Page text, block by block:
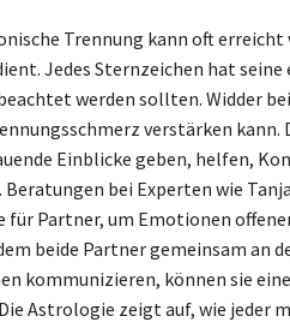
Trennung kann oft
Jedes Sternzeichen hat
werden sollten. Widder
verstärken
Einblicke geben, helfen,
Beratungen bei Experten wie
für Partner, um Emotionen
beide Partner gemeinsam an
kommunizieren, können sie
Astrologie zeigt auf, wie jeder